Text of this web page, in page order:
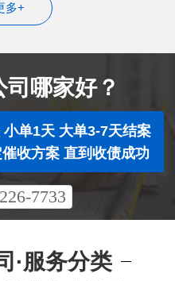
多+
哪家好？
单1天 大单3-7天结案
收方案 直到收债成功
7733
·服务分类